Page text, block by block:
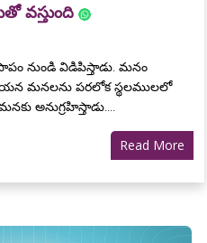
వస్తుంది
నుండి విడిపిస్తాడు. మనం
మనలను పరలోక స్థలములలో
అనుగ్రహిస్తాడు....
Read More